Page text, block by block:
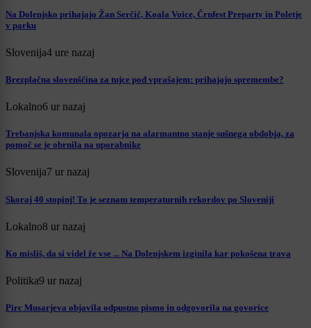
Na Dolenjsko prihajajo Žan Serčič, Koala Voice, Črnfest Preparty in Poletje
v parku
Slovenija4 ure nazaj
Brezplačna slovenščina za tujce pod vprašajem: prihajajo spremembe?
Lokalno6 ur nazaj
Trebanjska komunala opozarja na alarmantno stanje sušnega obdobja, za
pomoč se je obrnila na uporabnike
Slovenija7 ur nazaj
Skoraj 40 stopinj! To je seznam temperaturnih rekordov po Sloveniji
Lokalno8 ur nazaj
Ko misliš, da si videl že vse ... Na Dolenjskem izginila kar pokošena trava
Politika9 ur nazaj
Pirc Musarjeva objavila odpustno pismo in odgovorila na govorice